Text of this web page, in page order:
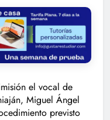
el vocal de
Miguel Ángel
previsto